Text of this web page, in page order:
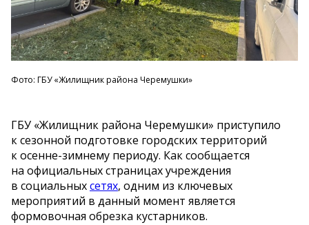
Фото: ГБУ «Жилищник района Черемушки»
ГБУ «Жилищник района Черемушки» приступило
ксезонной подготовке городских территорий
косенне-зимнему периоду. Как сообщается
на официальных страницах учреждения
в социальныхсетях, одним из ключевых
мероприятий в данный момент является
формовочная обрезка кустарников.